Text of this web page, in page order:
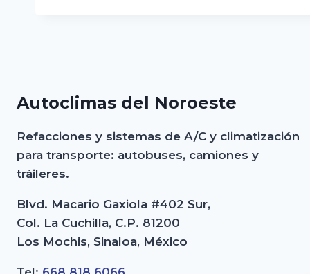
Autoclimas del Noroeste
Refacciones y sistemas de A/C y climatización
para transporte: autobuses, camiones y
tráileres.
Blvd. Macario Gaxiola #402 Sur,
Col. La Cuchilla, C.P. 81200
Los Mochis, Sinaloa, México